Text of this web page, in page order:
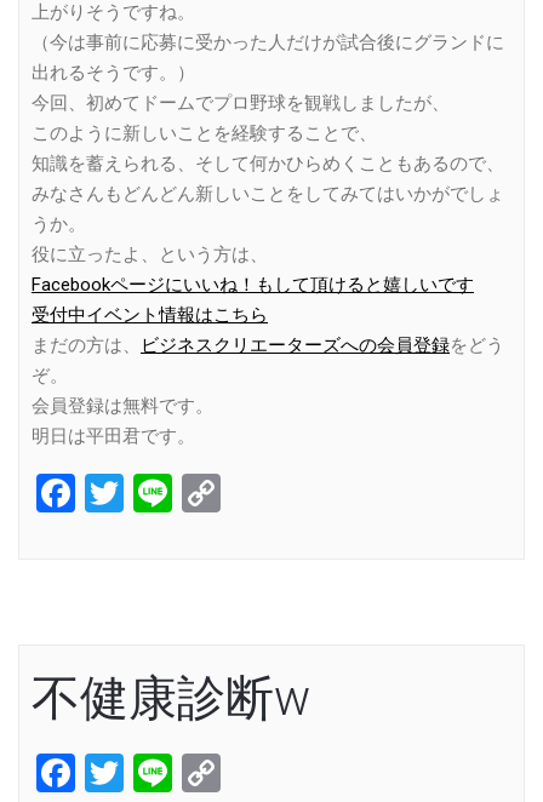
上がりそうですね。
（今は事前に応募に受かった人だけが試合後にグランドに
出れるそうです。）
今回、初めてドームでプロ野球を観戦しましたが、
このように新しいことを経験することで、
知識を蓄えられる、そして何かひらめくこともあるので、
みなさんもどんどん新しいことをしてみてはいかがでしょ
うか。
役に立ったよ、という方は、
Facebookページにいいね！もして頂けると嬉しいです
受付中イベント情報はこちら
まだの方は、
ビジネスクリエーターズへの会員登録をどう
ぞ。
会員登録は無料です。
明日は平田君です。
Facebook
Twitter
Line
不健康診断w
Facebook
Twitter
Line